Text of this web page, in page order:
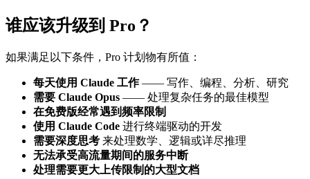
谁应该升级到 Pro？
如果满足以下条件，Pro 计划物有所值：
每天使用 Claude 工作—— 写作、编程、分析、研究
需要 Claude Opus —— 处理复杂任务的最佳模型
在免费版经常遇到频率限制
使用 Claude Code 进行终端驱动的开发
需要深度思考 来处理数学、逻辑或详尽推理
无法承受高流量期间的服务中断
处理需要更大上传限制的大型文档